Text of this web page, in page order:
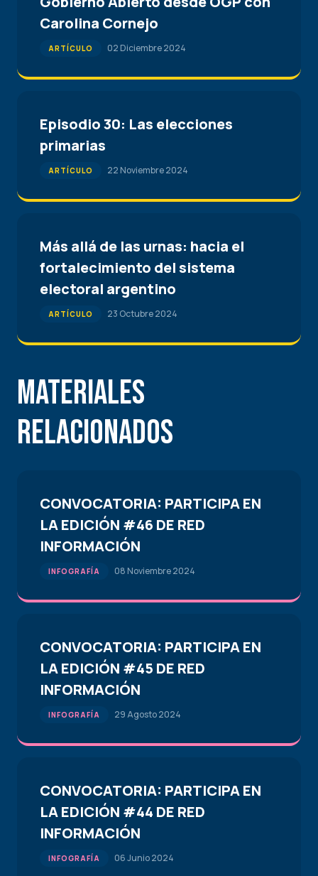
Carolina Cornejo
ARTÍCULO 02 Diciembre 2024
Episodio 30: Las elecciones
primarias
ARTÍCULO 22 Noviembre 2024
Más allá de las urnas: hacia el
fortalecimiento del sistema
electoral argentino
ARTÍCULO 23 Octubre 2024
Materiales
Relacionados
CONVOCATORIA: PARTICIPA EN
LA EDICIÓN #46 DE RED
INFORMACIÓN
INFOGRAFÍA 08 Noviembre 2024
CONVOCATORIA: PARTICIPA EN
LA EDICIÓN #45 DE RED
INFORMACIÓN
INFOGRAFÍA 29 Agosto 2024
CONVOCATORIA: PARTICIPA EN
LA EDICIÓN #44 DE RED
INFORMACIÓN
INFOGRAFÍA 06 Junio 2024